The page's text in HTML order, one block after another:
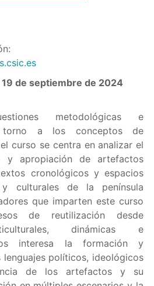
19 de septiembre de 2024
metodológicas e
torno a los conceptos de
curso se centra en analizar el
y apropiación de artefactos
cronológicos y espacios
culturales de la península
que imparten este curso
de reutilización desde
dinámicas e
interesa la formación y
políticos, ideológicos
de los artefactos y su